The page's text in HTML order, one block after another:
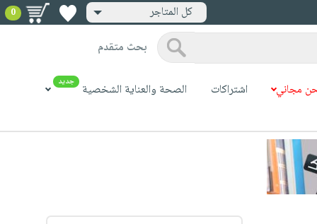
كل المتاجر 0
بحث متقدم
مجاني اشتراكات الصحة والعناية الشخصية جديد